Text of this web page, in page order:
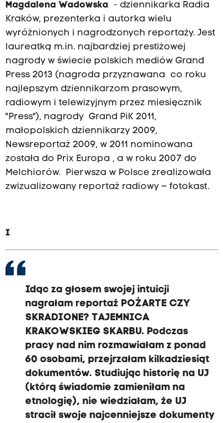
Magdalena Wadowska
- dziennikarka Radia
Kraków, prezenterka i autorka wielu
wyróżnionych i nagrodzonych reportaży. Jest
laureatką m.in. najbardziej prestiżowej
nagrody w świecie polskich mediów Grand
Press 2013 (nagroda przyznawana co roku
najlepszym dziennikarzom prasowym,
radiowym i telewizyjnym przez miesięcznik
"Press"), nagrody Grand PiK 2011,
małopolskich dziennikarzy 2009,
Newsreportaż 2009, w 2011 nominowana
została do Prix Europa , a w roku 2007 do
Melchiorów. Pierwsza w Polsce zrealizowała
zwizualizowany reportaż radiowy – fotokast.
I
Idąc za głosem swojej intuicji
nagrałam reportaż POŻARTE CZY
SKRADIONE? TAJEMNICA
KRAKOWSKIEG SKARBU. Podczas
pracy nad nim rozmawiałam z ponad
60 osobami, przejrzałam kilkadziesiąt
dokumentów. Studiując historię na UJ
(którą świadomie zamieniłam na
etnologię), nie wiedziałam, że UJ
stracił swoje najcenniejsze dokumenty